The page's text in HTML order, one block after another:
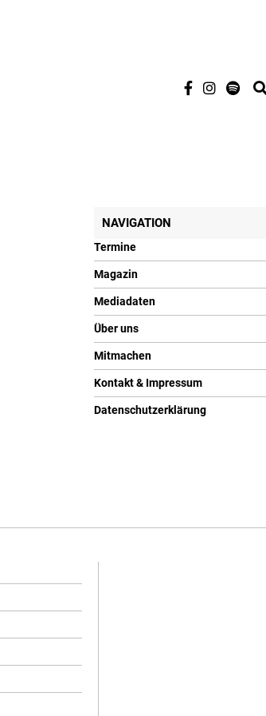
NAVIGATION
Termine
Magazin
Mediadaten
Über uns
Mitmachen
Kontakt & Impressum
Datenschutzerklärung